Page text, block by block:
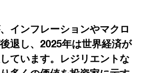
インフレーションやマクロ
退し、2025年は世界経済が
ています。レジリエントな